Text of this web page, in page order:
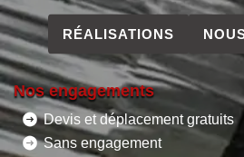
RÉALISATIONS
Nos engagements
Devis et déplacement gratuits
Sans engagement